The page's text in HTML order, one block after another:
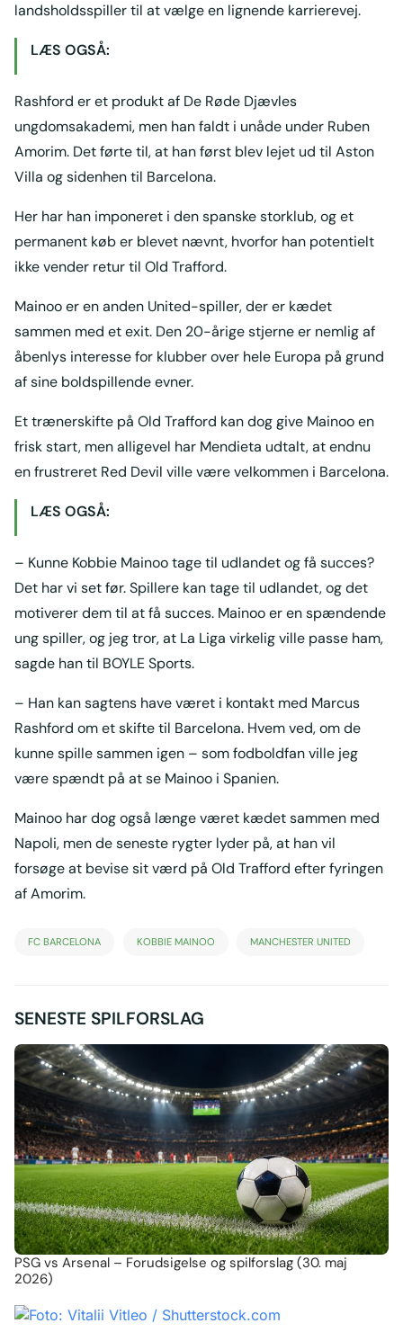
landsholdsspiller til at vælge en lignende karrierevej.
LÆS OGSÅ:
Rashford er et produkt af De Røde Djævles
ungdomsakademi, men han faldt i unåde under Ruben
Amorim. Det førte til, at han først blev lejet ud til Aston
Villa og sidenhen til Barcelona.
Her har han imponeret i den spanske storklub, og et
permanent køb er blevet nævnt, hvorfor han potentielt
ikke vender retur til Old Trafford.
Mainoo er en anden United-spiller, der er kædet
sammen med et exit. Den 20-årige stjerne er nemlig af
åbenlys interesse for klubber over hele Europa på grund
af sine boldspillende evner.
Et trænerskifte på Old Trafford kan dog give Mainoo en
frisk start, men alligevel har Mendieta udtalt, at endnu
en frustreret Red Devil ville være velkommen i Barcelona.
LÆS OGSÅ:
– Kunne Kobbie Mainoo tage til udlandet og få succes?
Det har vi set før. Spillere kan tage til udlandet, og det
motiverer dem til at få succes. Mainoo er en spændende
ung spiller, og jeg tror, at La Liga virkelig ville passe ham,
sagde han til BOYLE Sports.
– Han kan sagtens have været i kontakt med Marcus
Rashford om et skifte til Barcelona. Hvem ved, om de
kunne spille sammen igen – som fodboldfan ville jeg
være spændt på at se Mainoo i Spanien.
Mainoo har dog også længe været kædet sammen med
Napoli, men de seneste rygter lyder på, at han vil
forsøge at bevise sit værd på Old Trafford efter fyringen
af Amorim.
FC BARCELONA KOBBIE MAINOO MANCHESTER UNITED
SENESTE SPILFORSLAG
PSG vs Arsenal – Forudsigelse og spilforslag (30. maj
2026)